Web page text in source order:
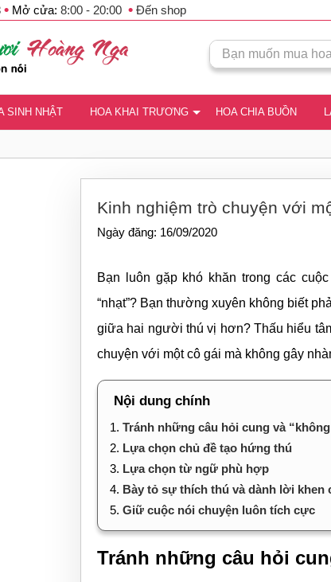
• Mở cửa: 8:00 - 20:00 • Đến shop
SINH NHẬT HOA KHAI TRƯƠNG HOA CHIA BUỒN
Kinh nghiệm trò chuyện với
Ngày đăng: 16/09/2020
Bạn luôn gặp khó khăn trong các
“nhạt”? Bạn thường xuyên không biết
giữa hai người thú vị hơn? Thấu hiểu
chuyện với một cô gái mà không gây
Nội dung chính
1. Tránh những câu hỏi cung và
2. Lựa chọn chủ đề tạo hứng thú
3. Lựa chọn từ ngữ phù hợp
4. Bày tỏ sự thích thú và dành lời khen
5. Giữ cuộc nói chuyện luôn tích cực
Tránh những câu hỏi